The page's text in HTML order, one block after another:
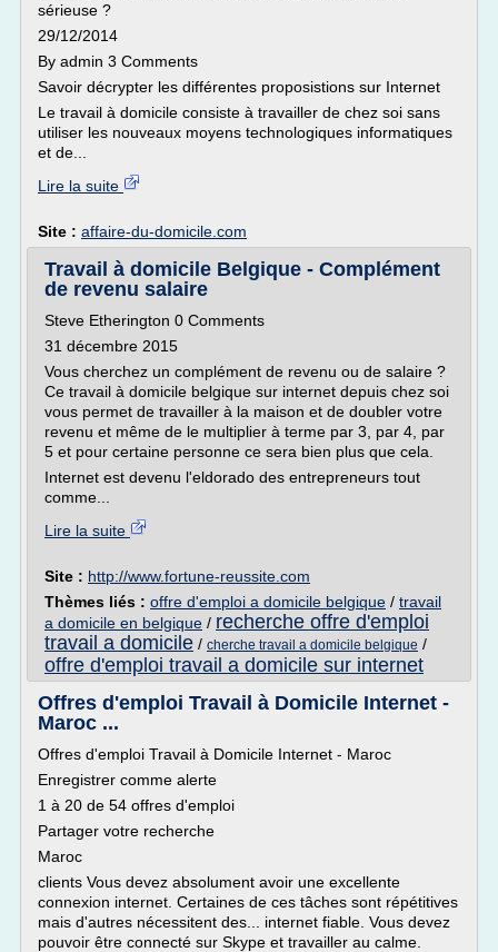
sérieuse ?
29/12/2014
By admin 3 Comments
Savoir décrypter les différentes proposistions sur Internet
Le travail à domicile consiste à travailler de chez soi sans
utiliser les nouveaux moyens technologiques informatiques
et de...
Lire la suite
Site : affaire-du-domicile.com
Travail à domicile Belgique - Complément
de revenu salaire
Steve Etherington 0 Comments
31 décembre 2015
Vous cherchez un complément de revenu ou de salaire ?
Ce travail à domicile belgique sur internet depuis chez soi
vous permet de travailler à la maison et de doubler votre
revenu et même de le multiplier à terme par 3, par 4, par
5 et pour certaine personne ce sera bien plus que cela.
Internet est devenu l'eldorado des entrepreneurs tout
comme...
Lire la suite
Site : http://www.fortune-reussite.com
Thèmes liés : offre d'emploi a domicile belgique / travail
a domicile en belgique / recherche offre d'emploi
travail a domicile / cherche travail a domicile belgique /
offre d'emploi travail a domicile sur internet
Offres d'emploi Travail à Domicile Internet -
Maroc ...
Offres d'emploi Travail à Domicile Internet - Maroc
Enregistrer comme alerte
1 à 20 de 54 offres d'emploi
Partager votre recherche
Maroc
clients Vous devez absolument avoir une excellente
connexion internet. Certaines de ces tâches sont répétitives
mais d'autres nécessitent des... internet fiable. Vous devez
pouvoir être connecté sur Skype et travailler au calme.